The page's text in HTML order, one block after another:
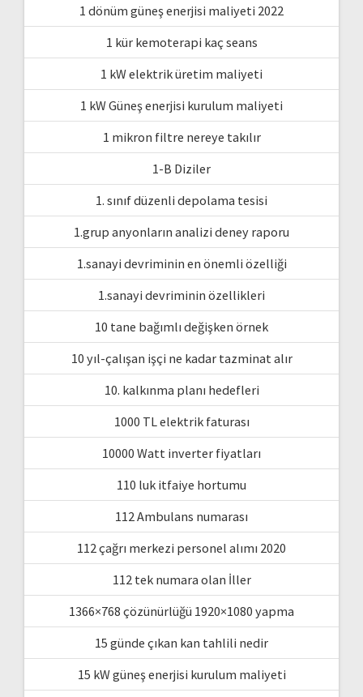
1 dönüm güneş enerjisi maliyeti 2022
1 kür kemoterapi kaç seans
1 kW elektrik üretim maliyeti
1 kW Güneş enerjisi kurulum maliyeti
1 mikron filtre nereye takılır
1-B Diziler
1. sınıf düzenli depolama tesisi
1.grup anyonların analizi deney raporu
1.sanayi devriminin en önemli özelliği
1.sanayi devriminin özellikleri
10 tane bağımlı değişken örnek
10 yıl-çalışan işçi ne kadar tazminat alır
10. kalkınma planı hedefleri
1000 TL elektrik faturası
10000 Watt inverter fiyatları
110 luk itfaiye hortumu
112 Ambulans numarası
112 çağrı merkezi personel alımı 2020
112 tek numara olan İller
1366×768 çözünürlüğü 1920×1080 yapma
15 günde çıkan kan tahlili nedir
15 kW güneş enerjisi kurulum maliyeti